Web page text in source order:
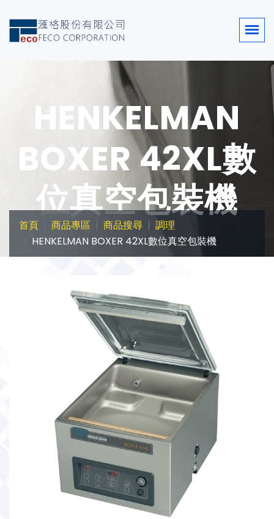
HENKELMAN
BOXER 42XL數
位真空包裝機
首頁 商品專區 商品搜尋
調理
HENKELMAN BOXER 42XL數位真空包裝機